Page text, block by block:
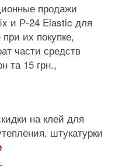
продажи
и Р-24 Elastic для
их покупке,
части средств
та 15 грн.,
на клей для
штукатурки